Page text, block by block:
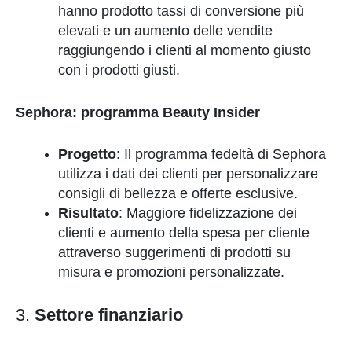
hanno prodotto tassi di conversione più
elevati e un aumento delle vendite
raggiungendo i clienti al momento giusto
con i prodotti giusti.
Sephora: programma Beauty Insider
Progetto: Il programma fedeltà di Sephora
utilizza i dati dei clienti per personalizzare
consigli di bellezza e offerte esclusive.
Risultato: Maggiore fidelizzazione dei
clienti e aumento della spesa per cliente
attraverso suggerimenti di prodotti su
misura e promozioni personalizzate.
3. Settore finanziario